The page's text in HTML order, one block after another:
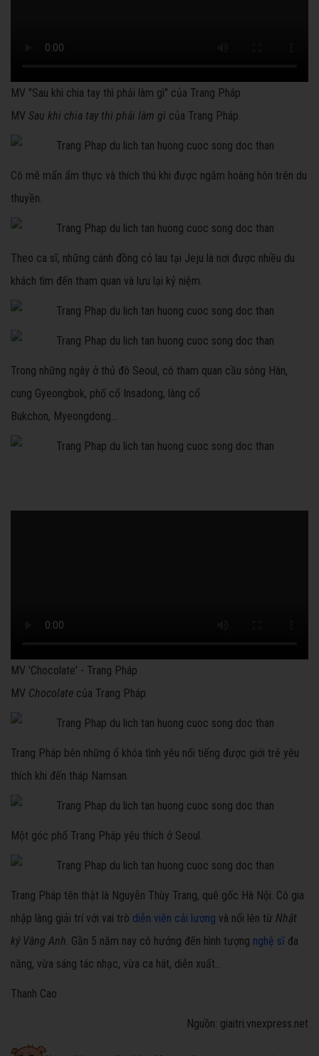
MV "Sau khi chia tay thì phải làm gì" của Trang Pháp
MV Sau khi chia tay thì phải làm gì của Trang Pháp.
Cô mê mẩn ẩm thực và thích thú khi được ngắm hoàng hôn trên du
thuyền.
Theo ca sĩ, những cánh đồng cỏ lau tại Jeju là nơi được nhiều du
khách tìm đến tham quan và lưu lại kỷ niệm.
Trong những ngày ở thủ đô Seoul, cô tham quan cầu sông Hàn,
cung Gyeongbok, phố cổ Insadong, làng cổ
Bukchon, Myeongdong...
MV 'Chocolate' - Trang Pháp
MV Chocolate của Trang Pháp
Trang Pháp bên những ổ khóa tình yêu nổi tiếng được giới trẻ yêu
thích khi đến tháp Namsan.
Một góc phố Trang Pháp yêu thích ở Seoul.
Trang Pháp tên thật là Nguyễn Thùy Trang, quê gốc Hà Nội. Cô gia
nhập làng giải trí với vai trò diễn viên cải lương và nổi lên từ Nhật
ký Vàng Anh. Gần 5 năm nay cô hướng đến hình tượng nghệ sĩ đa
năng, vừa sáng tác nhạc, vừa ca hát, diễn xuất...
Thanh Cao
Nguồn: giaitri.vnexpress.net